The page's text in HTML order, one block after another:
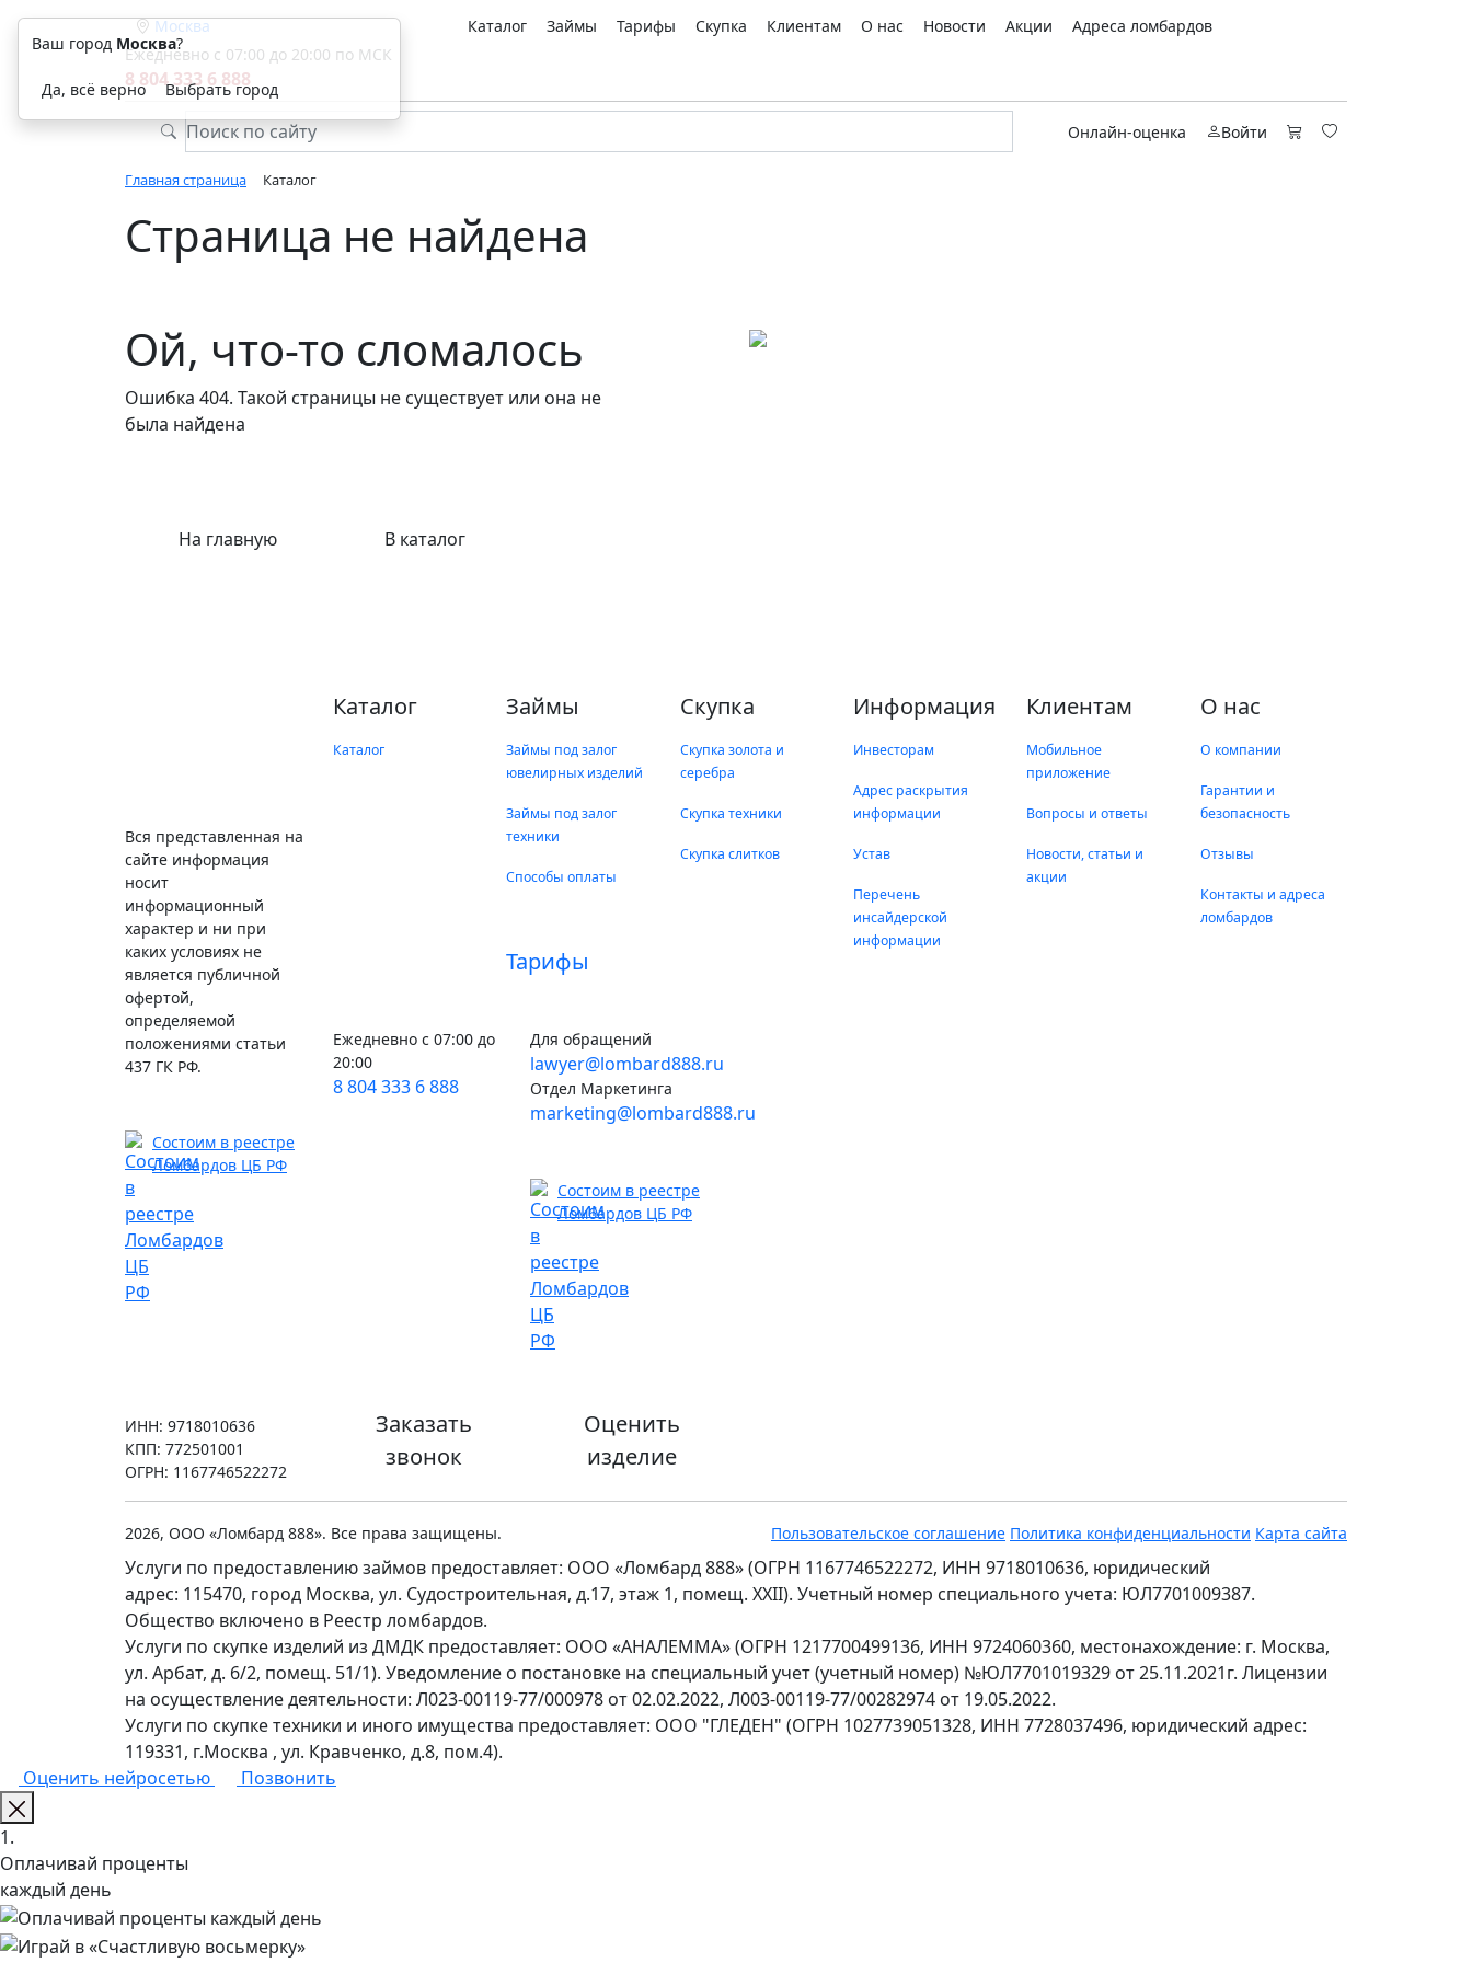
Москва Каталог Займы Тарифы Скупка Клиентам О нас Новости Акции
Адреса ломбардов
Ежедневно с 07:00 до 20:00 по МСК
8 804 333 6 888
Онлайн-оценка Войти
Главная страница Каталог
Страница не найдена
Ой, что-то сломалось
Ошибка 404. Такой страницы не существует или она не
была найдена
На главную В каталог
Вся представленная на
сайте информация
носит
информационный
характер и ни при
каких условиях не
является публичной
офертой,
определяемой
положениями статьи
437 ГК РФ.
Состоим в реестре
Ломбардов ЦБ РФ
ИНН: 9718010636
КПП: 772501001
ОГРН: 1167746522272
Каталог
Каталог
Займы
Займы под залог
ювелирных изделий
Займы под залог
техники
Способы оплаты
Тарифы
Скупка
Скупка золота и
серебра
Скупка техники
Скупка слитков
Информация
Инвесторам
Адрес раскрытия
информации
Устав
Перечень
инсайдерской
информации
Клиентам
Мобильное
приложение
Вопросы и ответы
Новости, статьи и
акции
О нас
О компании
Гарантии и
безопасность
Отзывы
Контакты и адреса
ломбардов
Ежедневно с 07:00 до
20:00
8 804 333 6 888
Для обращений
lawyer@lombard888.ru
Отдел Маркетинга
marketing@lombard888.ru
Состоим в реестре
Ломбардов ЦБ РФ
Заказать
звонок
Оценить
изделие
2026, ООО «Ломбард 888». Все права защищены. Пользовательское соглашение Политика конфиденциальности Карта сайта
Услуги по предоставлению займов предоставляет: ООО «Ломбард 888» (ОГРН 1167746522272, ИНН 9718010636, юридический
адрес: 115470, город Москва, ул. Судостроительная, д.17, этаж 1, помещ. XXII). Учетный номер специального учета: ЮЛ7701009387.
Общество включено в Реестр ломбардов.
Услуги по скупке изделий из ДМДК предоставляет: ООО «АНАЛЕММА» (ОГРН 1217700499136, ИНН 9724060360, местонахождение: г. Москва,
ул. Арбат, д. 6/2, помещ. 51/1). Уведомление о постановке на специальный учет (учетный номер) №ЮЛ7701019329 от 25.11.2021г. Лицензии
на осуществление деятельности: Л023-00119-77/000978 от 02.02.2022, Л003-00119-77/00282974 от 19.05.2022.
Услуги по скупке техники и иного имущества предоставляет: ООО "ГЛЕДЕН" (ОГРН 1027739051328, ИНН 7728037496, юридический адрес:
119331, г.Москва , ул. Кравченко, д.8, пом.4).
Оценить нейросетью
Позвонить
Ваш город Москва?
Да, всё верно Выбрать город
1.
Оплачивай проценты
каждый день